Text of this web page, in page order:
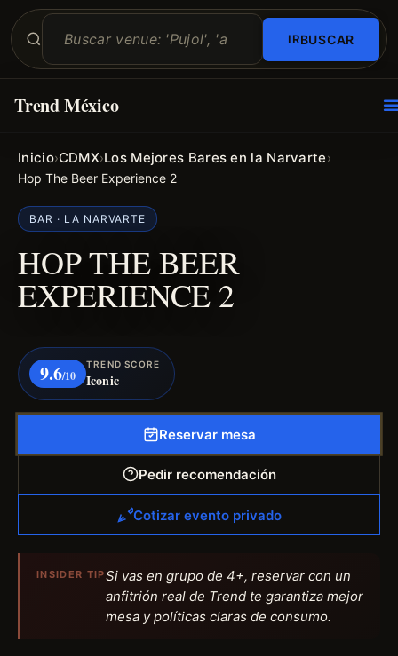
BUSCAR
Trend México
Inicio›CDMX›Los Mejores Bares en la Narvarte›
Hop The Beer Experience 2
BAR · LA NARVARTE
HOP THE BEER
EXPERIENCE 2
9.6/10
TREND SCORE
Iconic
Reservar mesa
Pedir recomendación
Cotizar evento privado
INSIDER TIPSi vas en grupo de 4+, reservar con un
anfitrión real de Trend te garantiza mejor
mesa y políticas claras de consumo.